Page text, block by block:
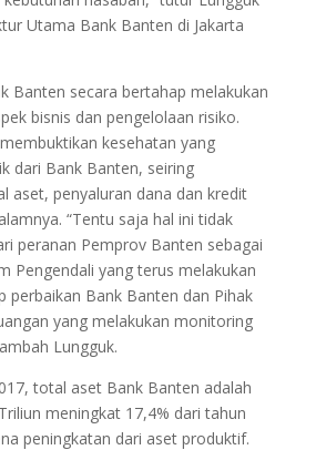
Utama Bank Banten di Jakarta
Banten secara bertahap melakukan
bisnis dan pengelolaan risiko.
kesehatan yang
dari Bank Banten, seiring
aset, penyaluran dana dan kredit
“Tentu saja hal ini tidak
peranan Pemprov Banten sebagai
Pengendali yang terus melakukan
perbaikan Bank Banten dan Pihak
yang melakukan monitoring
Lungguk.
total aset Bank Banten adalah
meningkat 17,4% dari tahun
peningkatan dari aset produktif.